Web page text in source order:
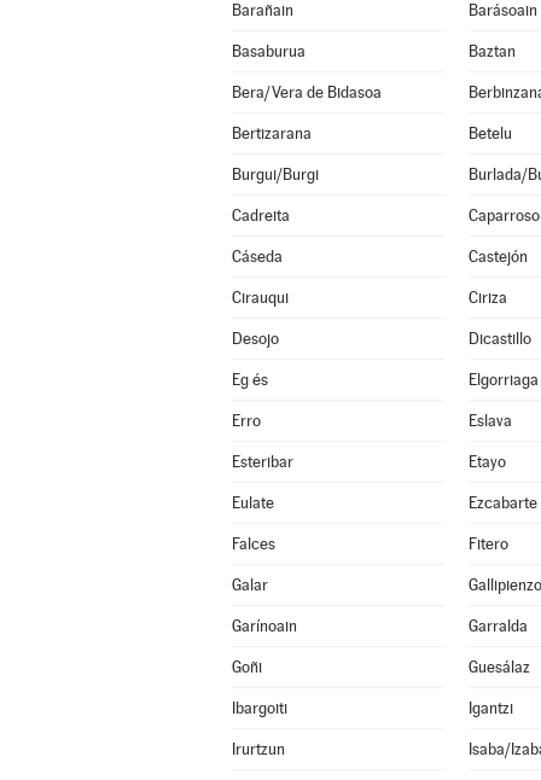
Barañain Barásoain
Basaburua Baztan
Bera/Vera de Bidasoa
Bertizarana Betelu
Burgui/Burgi Burlada/
Cadreita Caparroso
Cáseda Castejón
Cirauqui Ciriza
Desojo Dicastillo
Eg és Elgorriaga
Erro Eslava
Esteribar Etayo
Eulate Ezcabarte
Falces Fitero
Galar Gallipienzo
Garínoain Garralda
Goñi Guesálaz
Ibargoiti Igantzi
Irurtzun Isaba/